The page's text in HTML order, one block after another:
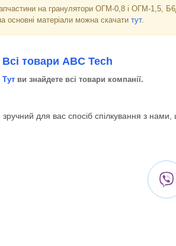
на гранулятори ОГМ-0,8 і ОГМ-1,5,
основні матеріали можна скачати тут.
Всі товари ABC Tech
Тут ви знайдете всі товари компанії.
зручний для вас спосіб спілкування з